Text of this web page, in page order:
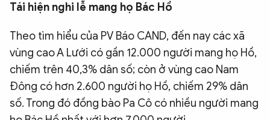
Tái hiện nghi lễ mang họ Bác Hồ
Theo tìm hiểu của PV Báo CAND, đến nay các xã
vùng cao A Lưới có gần 12.000 người mang họ Hồ,
chiếm trên 40,3% dân số; còn ở vùng cao Nam
Đông có hơn 2.600 người họ Hồ, chiếm 29% dân
số. Trong đó đồng bào Pa Cô có nhiều người mang